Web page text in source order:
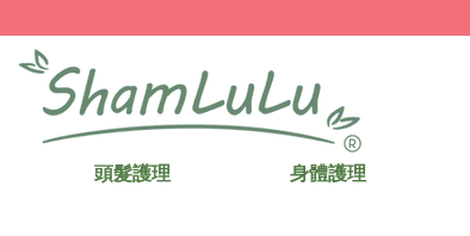
頭髮護理 身體護理